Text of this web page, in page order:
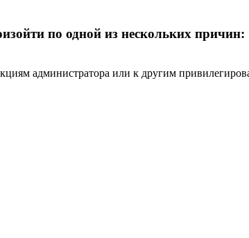
по одной из нескольких причин:
администратора или к другим